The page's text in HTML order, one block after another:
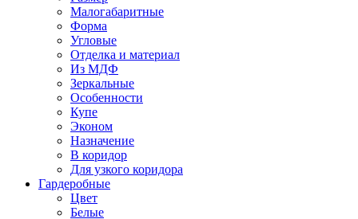
Малогабаритные
Форма
Угловые
Отделка и материал
Из МДФ
Зеркальные
Особенности
Купе
Эконом
Назначение
В коридор
Для узкого коридора
Гардеробные
Цвет
Белые